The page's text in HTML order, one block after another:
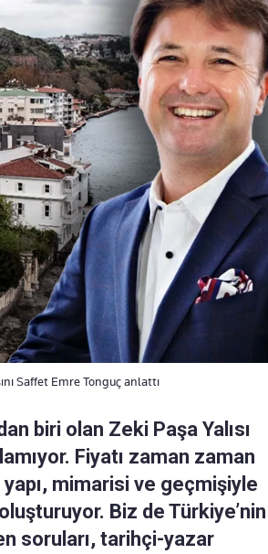
Saffet Emre Tonguç anlattı
biri olan Zeki Paşa Yalısı
Fiyatı zaman zaman
mimarisi ve geçmişiyle
Biz de Türkiye’nin
soruları, tarihçi-yazar